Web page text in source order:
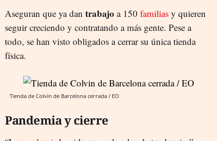
Aseguran que ya dan trabajo a 150 familias y quieren
seguir creciendo y contratando a más gente. Pese a
todo, se han visto obligados a cerrar su única tienda
física.
Tienda de Colvin de Barcelona cerrada / EO
Pandemia y cierre